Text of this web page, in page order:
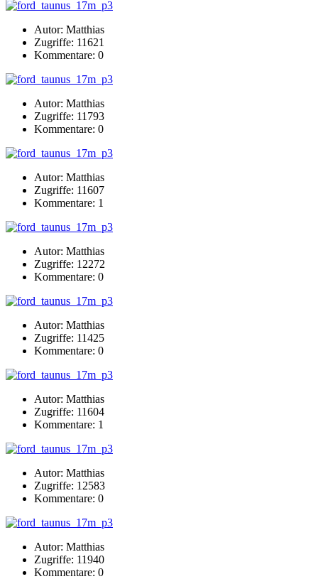
Autor: Matthias
Zugriffe: 11621
Kommentare: 0
Autor: Matthias
Zugriffe: 11793
Kommentare: 0
Autor: Matthias
Zugriffe: 11607
Kommentare: 1
Autor: Matthias
Zugriffe: 12272
Kommentare: 0
Autor: Matthias
Zugriffe: 11425
Kommentare: 0
Autor: Matthias
Zugriffe: 11604
Kommentare: 1
Autor: Matthias
Zugriffe: 12583
Kommentare: 0
Autor: Matthias
Zugriffe: 11940
Kommentare: 0